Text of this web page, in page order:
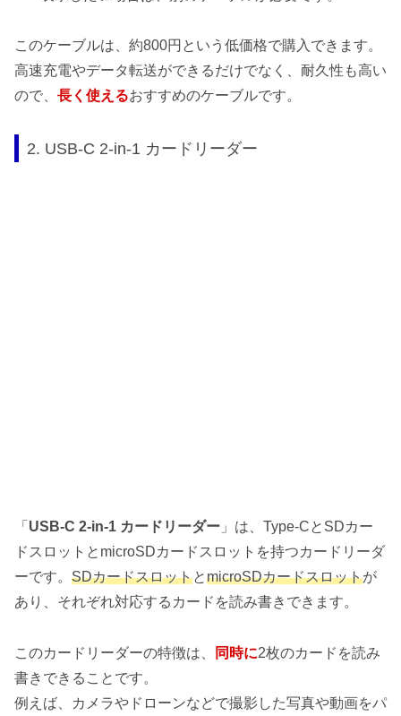
このケーブルは、約800円という低価格で購入できます。
高速充電やデータ転送ができるだけでなく、耐久性も高い
ので、 長く使えるおすすめのケーブルです。
2. USB-C 2-in-1 カードリーダー
「 USB-C 2-in-1 カードリーダー 」は、Type-CとSDカー
ドスロットとmicroSDカードスロットを持つカードリーダ
ーです。 SDカードスロットとmicroSDカードスロットが
あり、それぞれ対応するカードを読み書きできます。
このカードリーダーの特徴は、 同時に2枚のカードを読み
書きできることです。
例えば、カメラやドローンなどで撮影した写真や動画をパ